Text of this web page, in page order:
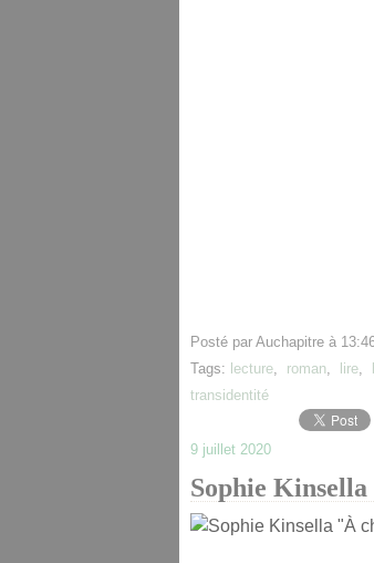
Posté par Auchapitre à
Tags: lecture, roman, lire,
transidentité
9 juillet 2020
Sophie